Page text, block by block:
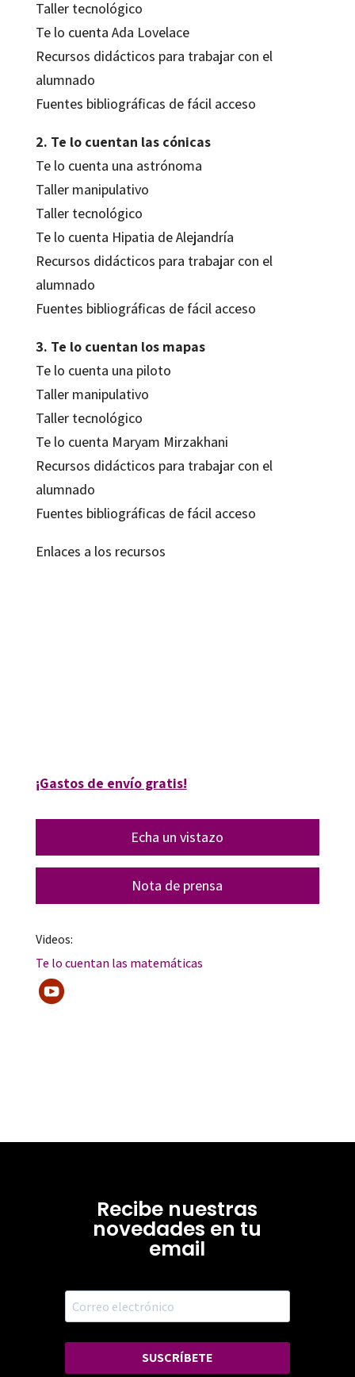
Taller tecnológico
Te lo cuenta Ada Lovelace
Recursos didácticos para trabajar con el
alumnado
Fuentes bibliográficas de fácil acceso
2. Te lo cuentan las cónicas
Te lo cuenta una astrónoma
Taller manipulativo
Taller tecnológico
Te lo cuenta Hipatia de Alejandría
Recursos didácticos para trabajar con el
alumnado
Fuentes bibliográficas de fácil acceso
3. Te lo cuentan los mapas
Te lo cuenta una piloto
Taller manipulativo
Taller tecnológico
Te lo cuenta Maryam Mirzakhani
Recursos didácticos para trabajar con el
alumnado
Fuentes bibliográficas de fácil acceso
Enlaces a los recursos
¡Gastos de envío gratis!
Echa un vistazo
Nota de prensa
Videos:
Te lo cuentan las matemáticas
Recibe nuestras
novedades en tu
email
SUSCRÍBETE